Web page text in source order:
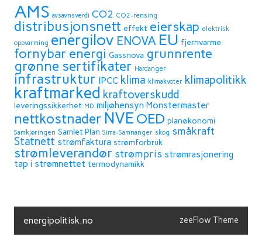
AMS avsavnsverdi CO2 CO2-rensing
distribusjonsnett effekt eierskap elektrisk
oppvarming energilov ENOVA EU fjernvarme
fornybar energi Gassnova grunnrente
grønne sertifikater Hardanger
infrastruktur IPCC klima klimakvoter klimapolitikk
kraftmarked kraftoverskudd
leveringssikkerhet MD miljøhensyn Monstermaster
nettkostnader NVE OED planøkonomi
Samkjøringen Samlet Plan Sima-Samnanger skog småkraft
Statnett strømfaktura strømforbruk
strømleverandør strømpris strømrasjonering
tap i strømnettet termodynamikk
energipolitisk.no zeeFlow Theme